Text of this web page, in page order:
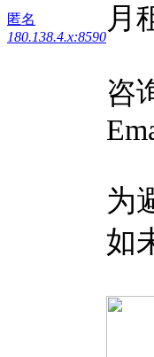
匿名
180.138.4.x:8590
月
咨
为
如